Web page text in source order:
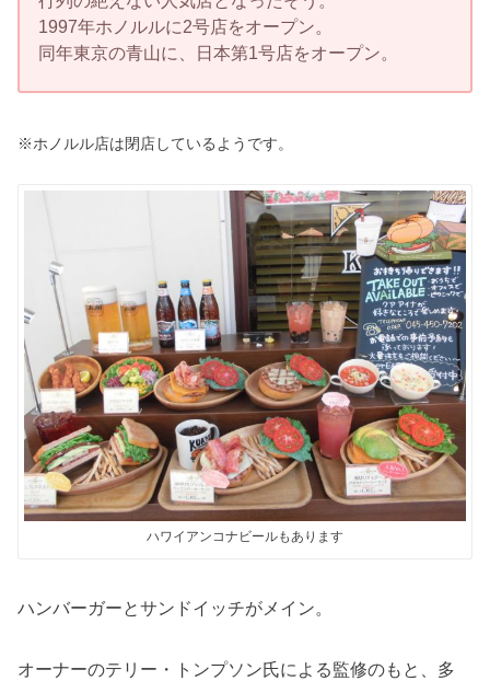
1997年ホノルルに2号店をオープン。
同年東京の青山に、日本第1号店をオープン。
※ホノルル店は閉店しているようです。
ハワイアンコナビールもあります
ハンバーガーとサンドイッチがメイン。
オーナーのテリー・トンプソン氏による監修のもと、多